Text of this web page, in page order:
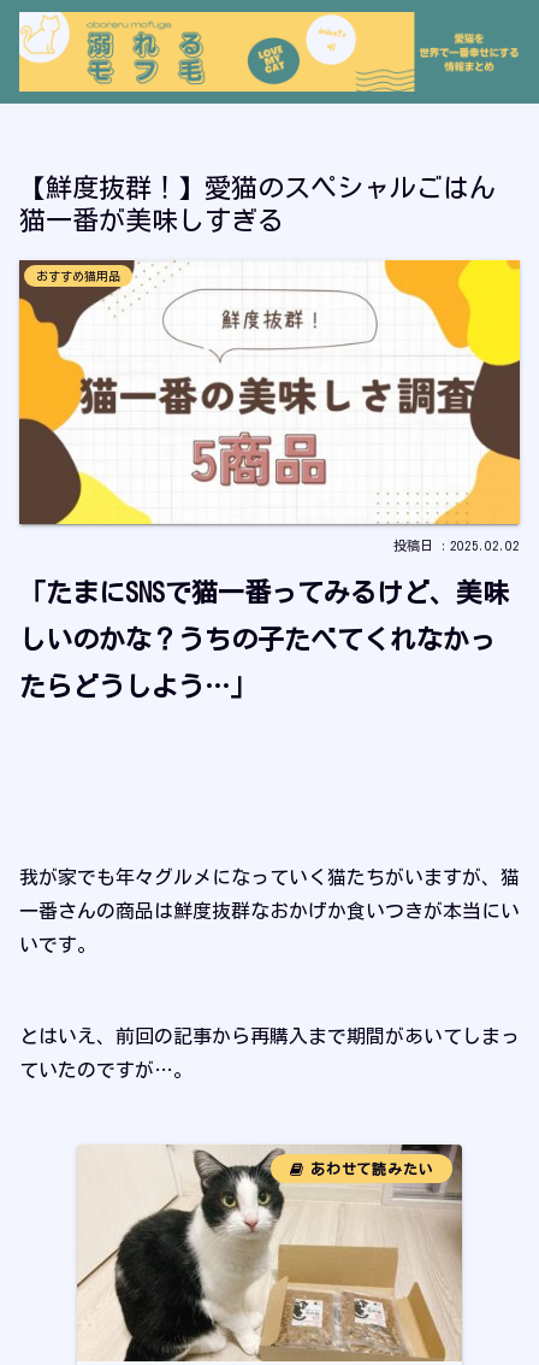
【鮮度抜群！】愛猫のスペシャルごはん
猫一番が美味しすぎる
おすすめ猫用品
2025.02.02
「たまにSNSで猫一番ってみるけど、美味
しいのかな？うちの子たべてくれなかっ
たらどうしよう … 」
我が家でも年々グルメになっていく猫たちがいますが、猫
一番さんの商品は鮮度抜群なおかげか食いつきが本当にい
いです。
とはいえ、前回の記事から再購入まで期間があいてしまっ
ていたのですが…。